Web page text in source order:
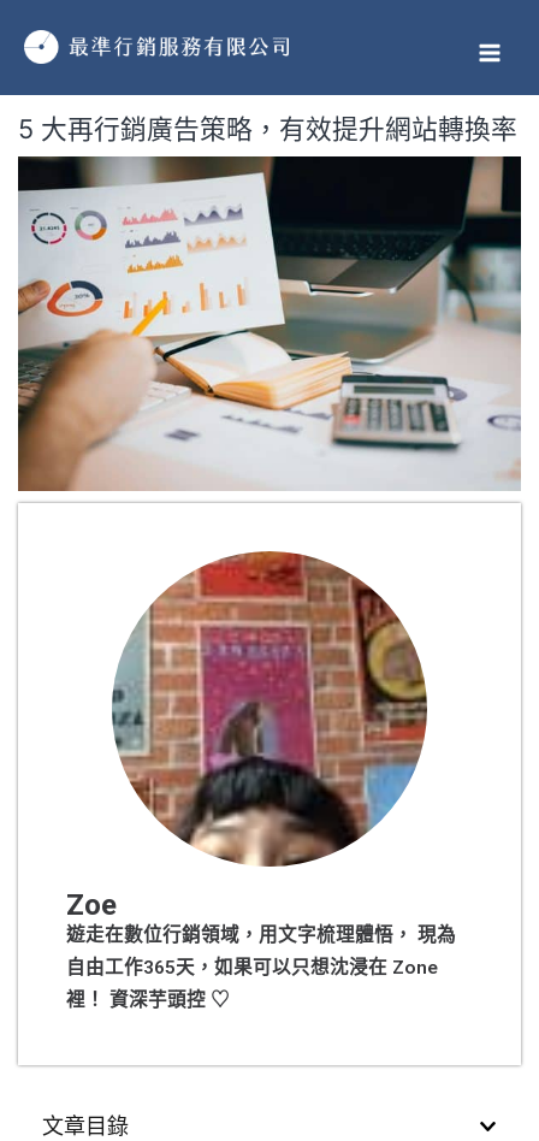
5 大再行銷廣告策略，有效提升網站轉換率
Zoe
遊走在數位行銷領域，用文字梳理體悟， 現為
自由工作365天，如果可以只想沈浸在 Zone
裡！ 資深芋頭控 ♡
文章目錄